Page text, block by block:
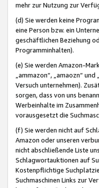
mehr zur Nutzung zur
(d) Sie werden keine
eine Person bzw. ein
geschäftlichen Beziehung
Programminhalten).
(e) Sie werden Amazon-
„ammazon“, „amaozn“
Versuch unternehmen).
sorgen, dass von uns
Werbeinhalte im
vorausgesetzt die
(f) Sie werden nicht auf
Amazon oder unseren
nicht abschließende Liste
Schlagwortauktionen auf
Kostenpflichtige
Suchmaschinen Links zur